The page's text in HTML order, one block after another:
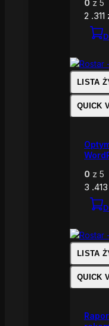
0 z 5
2 .311
LISTA
QUICK
0 z 5
3 .413
LISTA
QUICK